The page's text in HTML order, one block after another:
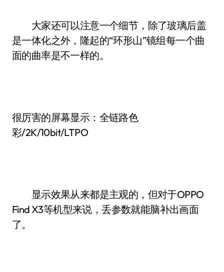
大家还可以注意一个细节，除了玻璃后盖
是一体化之外，隆起的“环形山”镜组每一个曲
面的曲率是不一样的。
很厉害的屏幕显示：全链路色
彩/2K/10bit/LTPO
显示效果从来都是主观的，但对于OPPO
Find X3等机型来说，丢参数就能脑补出画面
了。